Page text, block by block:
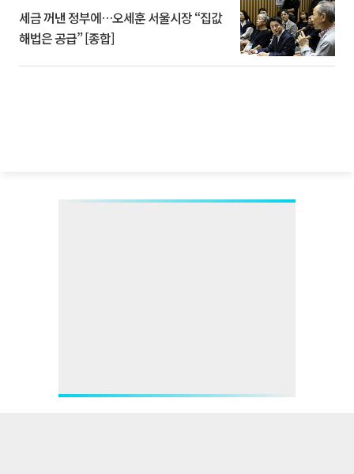
세금 꺼낸 정부에…오세훈 서울시장 “집값
해법은 공급” [종합]